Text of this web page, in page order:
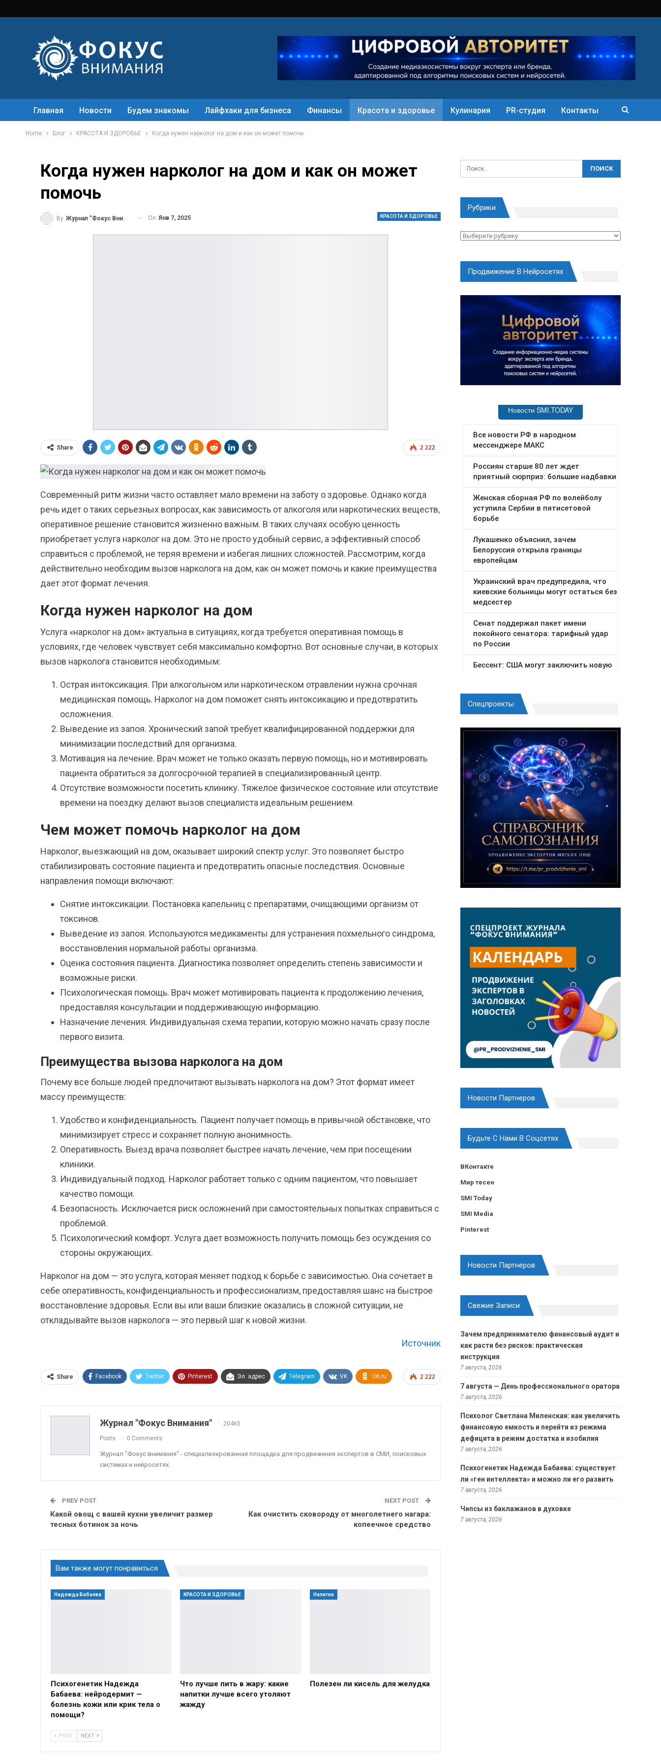
Главная Новости Будем знакомы Лайфхаки для бизнеса Финансы Красота и здоровье Кулинария PR-студия Контакты
Home Блог КРАСОТА И ЗДОРОВЬЕ Когда нужен нарколог на дом и как он может помочь
Когда нужен нарколог на дом и как он может
помочь
КРАСОТА И ЗДОРОВЬЕ
By Журнал "Фокус Внимания" On Янв 7, 2025
2 222
Share
Современный ритм жизни часто оставляет мало времени на заботу о здоровье. Однако когда
речь идет о таких серьезных вопросах, как зависимость от алкоголя или наркотических веществ,
оперативное решение становится жизненно важным. В таких случаях особую ценность
приобретает услуга нарколог на дом. Это не просто удобный сервис, а эффективный способ
справиться с проблемой, не теряя времени и избегая лишних сложностей. Рассмотрим, когда
действительно необходим вызов нарколога на дом, как он может помочь и какие преимущества
дает этот формат лечения.
Когда нужен нарколог на дом
Услуга «нарколог на дом» актуальна в ситуациях, когда требуется оперативная помощь в
условиях, где человек чувствует себя максимально комфортно. Вот основные случаи, в которых
вызов нарколога становится необходимым:
Острая интоксикация. При алкогольном или наркотическом отравлении нужна срочная
медицинская помощь. Нарколог на дом поможет снять интоксикацию и предотвратить
осложнения.
Выведение из запоя. Хронический запой требует квалифицированной поддержки для
минимизации последствий для организма.
Мотивация на лечение. Врач может не только оказать первую помощь, но и мотивировать
пациента обратиться за долгосрочной терапией в специализированный центр.
Отсутствие возможности посетить клинику. Тяжелое физическое состояние или отсутствие
времени на поездку делают вызов специалиста идеальным решением.
Чем может помочь нарколог на дом
Нарколог, выезжающий на дом, оказывает широкий спектр услуг. Это позволяет быстро
стабилизировать состояние пациента и предотвратить опасные последствия. Основные
направления помощи включают:
Снятие интоксикации. Постановка капельниц с препаратами, очищающими организм от
токсинов.
Выведение из запоя. Используются медикаменты для устранения похмельного синдрома,
восстановления нормальной работы организма.
Оценка состояния пациента. Диагностика позволяет определить степень зависимости и
возможные риски.
Психологическая помощь. Врач может мотивировать пациента к продолжению лечения,
предоставляя консультации и поддерживающую информацию.
Назначение лечения. Индивидуальная схема терапии, которую можно начать сразу после
первого визита.
Преимущества вызова нарколога на дом
Почему все больше людей предпочитают вызывать нарколога на дом? Этот формат имеет
массу преимуществ:
Удобство и конфиденциальность. Пациент получает помощь в привычной обстановке, что
минимизирует стресс и сохраняет полную анонимность.
Оперативность. Выезд врача позволяет быстрее начать лечение, чем при посещении
клиники.
Индивидуальный подход. Нарколог работает только с одним пациентом, что повышает
качество помощи.
Безопасность. Исключается риск осложнений при самостоятельных попытках справиться с
проблемой.
Психологический комфорт. Услуга дает возможность получить помощь без осуждения со
стороны окружающих.
Нарколог на дом — это услуга, которая меняет подход к борьбе с зависимостью. Она сочетает в
себе оперативность, конфиденциальность и профессионализм, предоставляя шанс на быстрое
восстановление здоровья. Если вы или ваши близкие оказались в сложной ситуации, не
откладывайте вызов нарколога — это первый шаг к новой жизни.
Источник
2 222
Share Facebook Twitter Pinterest Эл. адрес Telegram VK OK.ru
Журнал "Фокус Внимания" 20465
Posts 0 Comments
Журнал "Фокус внимания" - специализированная площадка для продвижения экспертов в СМИ, поисковых
системах и нейросетях.
PREV POST
Какой овощ с вашей кухни увеличит размер
тесных ботинок за ночь
NEXT POST
Как очистить сковороду от многолетнего нагара:
копеечное средство
Вам также могут понравиться
Надежда Бабаева
Психогенетик Надежда
Бабаева: нейродермит —
болезнь кожи или крик тела о
помощи?
КРАСОТА И ЗДОРОВЬЕ
Что лучше пить в жару: какие
напитки лучше всего утоляют
жажду
Напитки
Полезен ли кисель для желудка
PREV NEXT
Рубрики
Рубрики
Продвижение В Нейросетях
Спецпроекты
Новости Партнеров
Будьте С Нами В Соцсетях
ВКонтакте
Мир тесен
SMI Today
SMI Media
Pinterest
Новости Партнеров
Свежие Записи
Зачем предпринимателю финансовый аудит и
как расти без рисков: практическая
инструкция
7 августа, 2026
7 августа — День профессионального оратора
7 августа, 2026
Психолог Светлана Миленская: как увеличить
финансовую емкость и перейти из режима
дефицита в режим достатка и изобилия
7 августа, 2026
Психогенетик Надежда Бабаева: существует
ли «ген интеллекта» и можно ли его развить
7 августа, 2026
Чипсы из баклажанов в духовке
7 августа, 2026